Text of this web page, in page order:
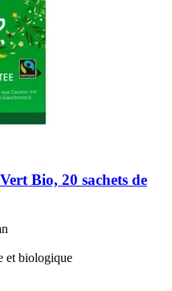
Bio, 20 sachets de
et biologique